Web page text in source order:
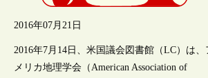
2016年07月21日
2016年7月14日、米国議会図書館（LC）は、
メリカ地理学会（American Association of